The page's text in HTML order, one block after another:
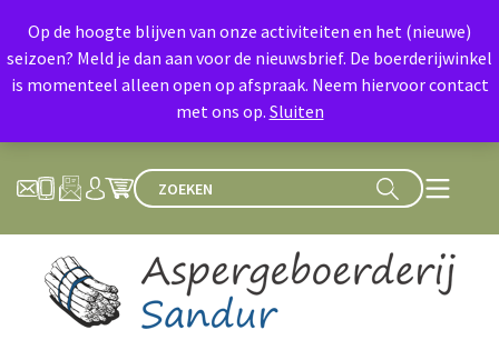
Op de hoogte blijven van onze activiteiten en het (nieuwe)
seizoen? Meld je dan aan voor de nieuwsbrief. De boerderijwinkel
is momenteel alleen open op afspraak. Neem hiervoor contact
met ons op. Sluiten